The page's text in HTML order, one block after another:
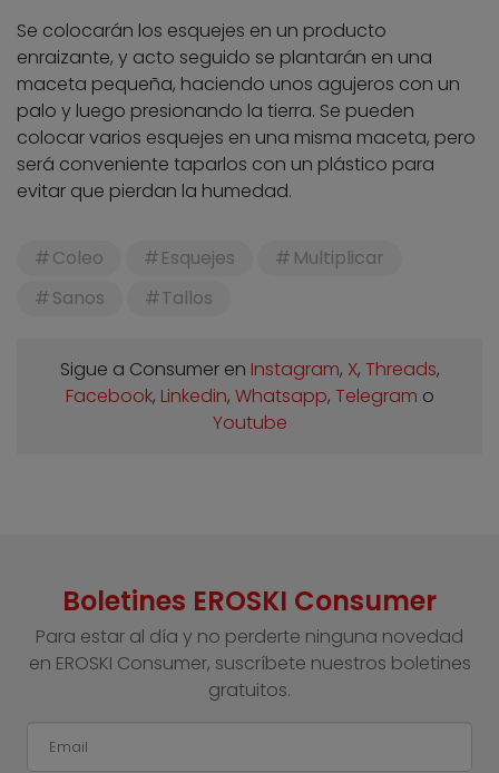
Se colocarán los esquejes en un producto
enraizante, y acto seguido se plantarán en una
maceta pequeña, haciendo unos agujeros con un
palo y luego presionando la tierra. Se pueden
colocar varios esquejes en una misma maceta, pero
será conveniente taparlos con un plástico para
evitar que pierdan la humedad.
Coleo Esquejes
Multiplicar
Sanos
Tallos
Sigue a Consumer en Instagram, X, Threads,
Facebook, Linkedin, Whatsapp, Telegram o
Youtube
Boletines EROSKI Consumer
Para estar al día y no perderte ninguna novedad
en EROSKI Consumer, suscríbete nuestros boletines
gratuitos.